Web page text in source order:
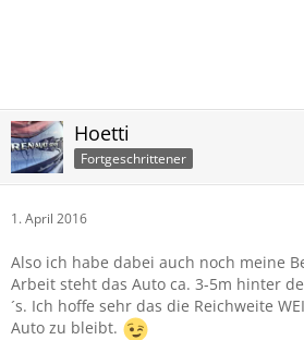
Hoetti
Fortgeschrittener
1. April 2016
Also ich habe dabei auch noch meine
Arbeit steht das Auto ca. 3-5m hinter
´s. Ich hoffe sehr das die Reichweite
Auto zu bleibt.